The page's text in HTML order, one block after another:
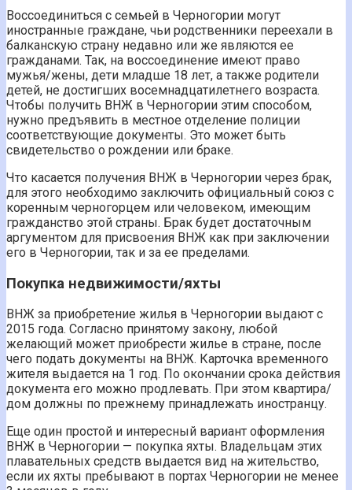
Воссоединиться с семьей в Черногории могут
иностранные граждане, чьи родственники переехали в
балканскую страну недавно или же являются ее
гражданами. Так, на воссоединение имеют право
мужья/жены, дети младше 18 лет, а также родители
детей, не достигших восемнадцатилетнего возраста.
Чтобы получить ВНЖ в Черногории этим способом,
нужно предъявить в местное отделение полиции
соответствующие документы. Это может быть
свидетельство о рождении или браке.
Что касается получения ВНЖ в Черногории через брак,
для этого необходимо заключить официальный союз с
коренным черногорцем или человеком, имеющим
гражданство этой страны. Брак будет достаточным
аргументом для присвоения ВНЖ как при заключении
его в Черногории, так и за ее пределами.
Покупка недвижимости/яхты
ВНЖ за приобретение жилья в Черногории выдают с
2015 года. Согласно принятому закону, любой
желающий может приобрести жилье в стране, после
чего подать документы на ВНЖ. Карточка временного
жителя выдается на 1 год. По окончании срока действия
документа его можно продлевать. При этом квартира/
дом должны по прежнему принадлежать иностранцу.
Еще один простой и интересный вариант оформления
ВНЖ в Черногории — покупка яхты. Владельцам этих
плавательных средств выдается вид на жительство,
если их яхты пребывают в портах Черногории не менее